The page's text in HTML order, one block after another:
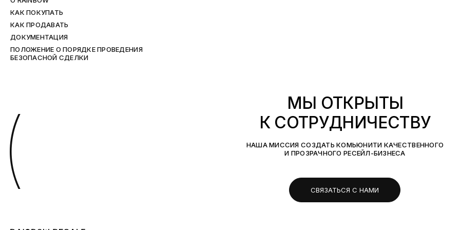
КАК ПОКУПАТЬ
КАК ПРОДАВАТЬ
ДОКУМЕНТАЦИЯ
ПОЛОЖЕНИЕ О ПОРЯДКЕ ПРОВЕДЕНИЯ
БЕЗОПАСНОЙ СДЕЛКИ
(
МЫ ОТКРЫТЫ
К СОТРУДНИЧЕСТВУ
НАША МИССИЯ СОЗДАТЬ КОМЬЮНИТИ КАЧЕСТВЕННОГО
И ПРОЗРАЧНОГО РЕСЕЙЛ-БИЗНЕСА
СВЯЗАТЬСЯ С НАМИ